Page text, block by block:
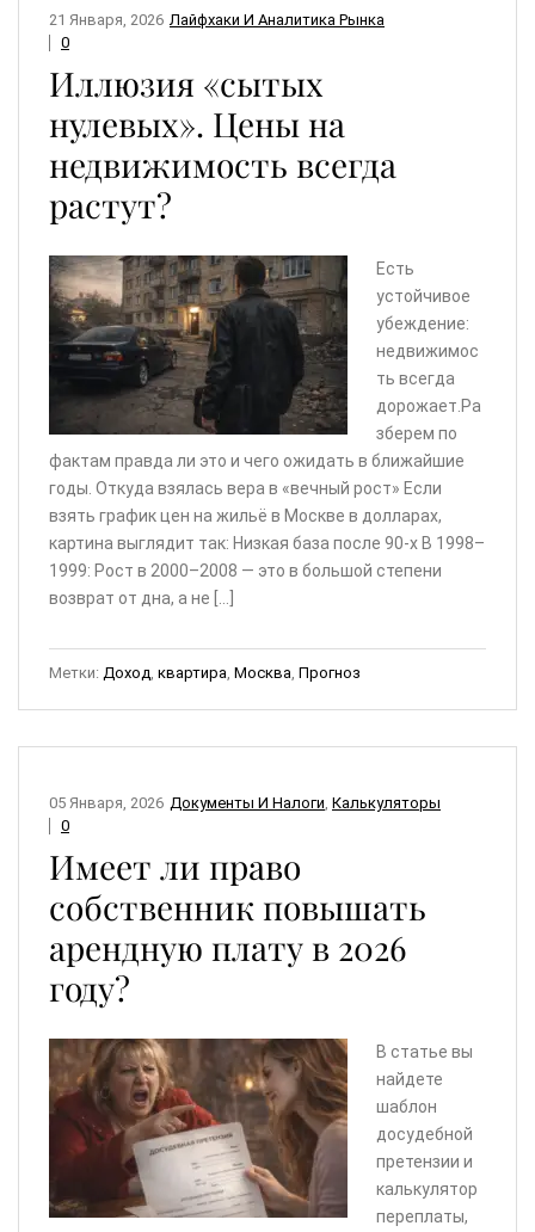
Лайфхаки И Аналитика Рынка
21 Января, 2026
0
Иллюзия «сытых
нулевых». Цены на
недвижимость всегда
растут?
Есть
устойчивое
убеждение:
недвижимос
ть всегда
дорожает.Ра
зберем по
фактам правда ли это и чего ожидать в ближайшие
годы. Откуда взялась вера в «вечный рост» Если
взять график цен на жильё в Москве в долларах,
картина выглядит так: Низкая база после 90-х В 1998–
1999: Рост в 2000–2008 — это в большой степени
возврат от дна, а не […]
Метки: Доход квартира Москва Прогноз
Документы И Налоги Калькуляторы
05 Января, 2026
0
Имеет ли право
собственник повышать
арендную плату в 2026
году?
В статье вы
найдете
шаблон
досудебной
претензии и
калькулятор
переплаты,